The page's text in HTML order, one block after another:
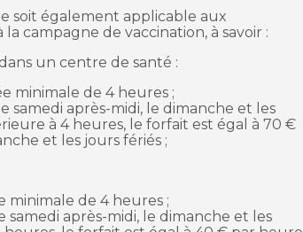
soit également applicable aux
campagne de vaccination, à savoir :
un centre de santé :
minimale de 4 heures ;
samedi après-midi, le dimanche et les
à 4 heures, le forfait est égal à 70 €
et les jours fériés ;
minimale de 4 heures ;
après-midi, le dimanche et les